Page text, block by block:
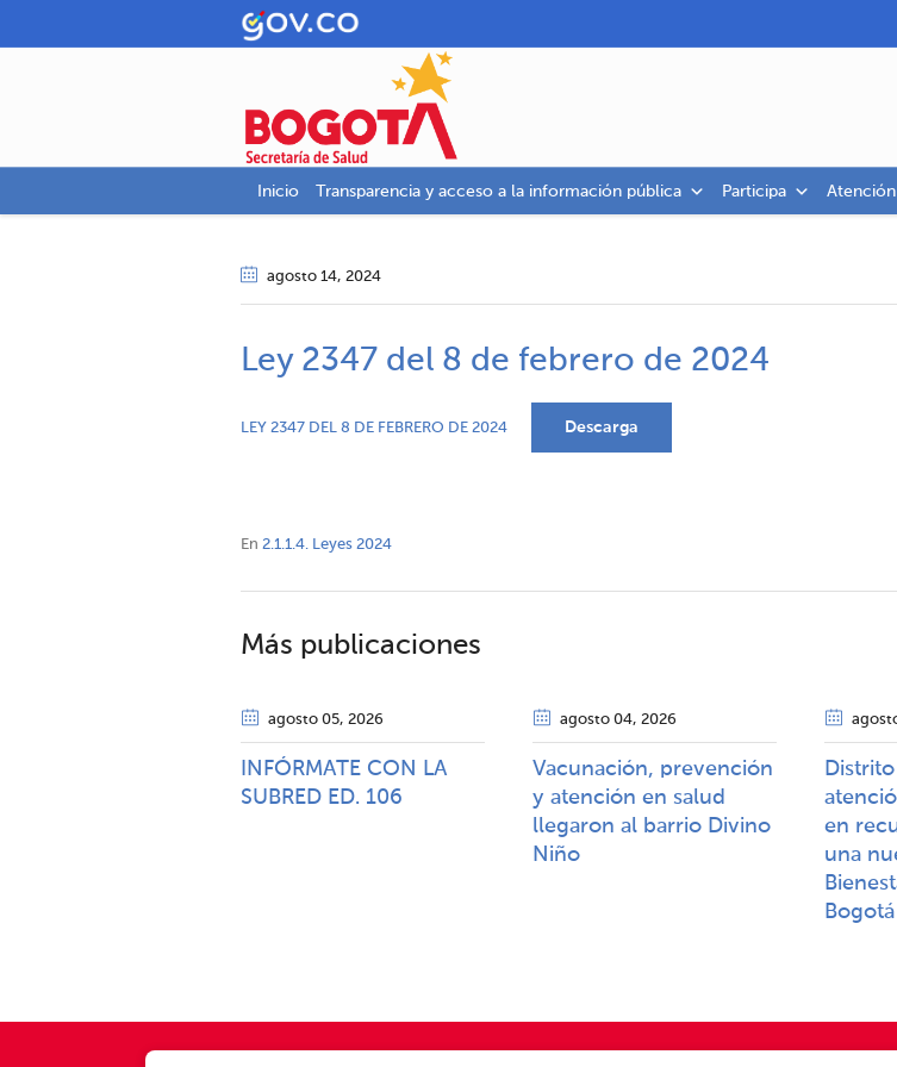
Inicio Transparencia y acceso a la información pública Participa Atención
agosto 14, 2024
Ley 2347 del 8 de febrero de 2024
LEY 2347 DEL 8 DE FEBRERO DE 2024 Descarga
En 2.1.1.4. Leyes 2024
Más publicaciones
agosto 05, 2026
INFÓRMATE CON LA
SUBRED ED. 106
agosto 04, 2026
Vacunación, prevención
y atención en salud
llegaron al barrio Divino
Niño
en
una
Bogotá